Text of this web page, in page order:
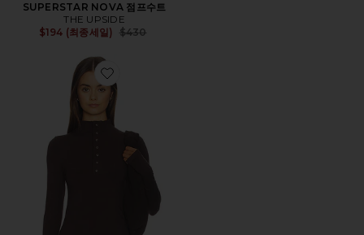
SUPERSTAR NOVA 점프수트
THE UPSIDE
$194 (최종세일)
Previous price:
$430
Favorite VAIL 탑